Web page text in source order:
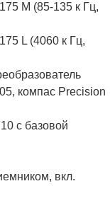
M (85-135 к Гц,
L (4060 к Гц,
компас Precision
с базовой
вкл.